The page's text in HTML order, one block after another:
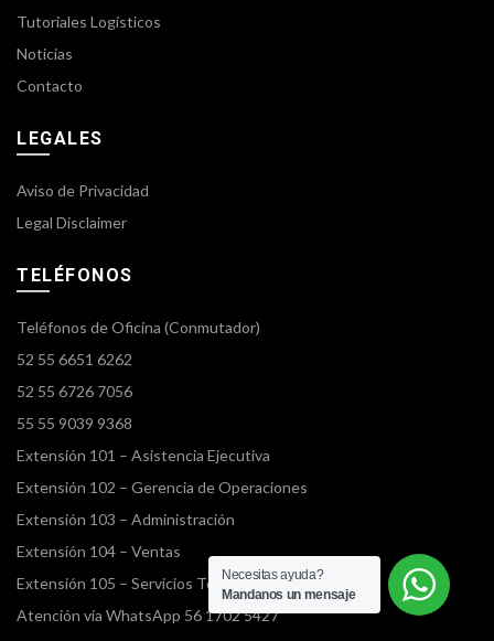
Tutoriales Logísticos
Noticias
Contacto
LEGALES
Aviso de Privacidad
Legal Disclaimer
TELÉFONOS
Teléfonos de Oficina (Conmutador)
52 55 6651 6262
52 55 6726 7056
55 55 9039 9368
Extensión 101 – Asistencia Ejecutiva
Extensión 102 – Gerencia de Operaciones
Extensión 103 – Administración
Extensión 104 – Ventas
Extensión 105 – Servicios Terrestres
Atención vía WhatsApp 56 1702 5427
Necesitas ayuda?
Mandanos un mensaje